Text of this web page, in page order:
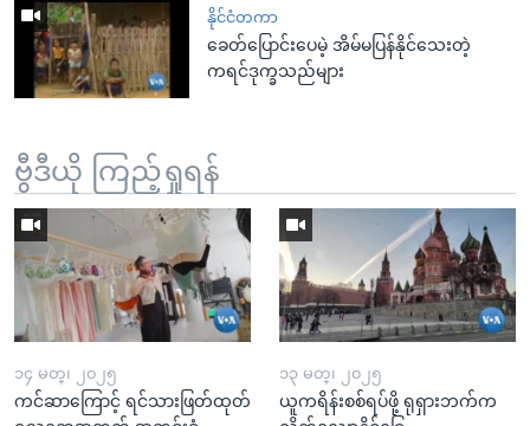
နိုင်ငံတကာ
ခေတ်ပြောင်းပေမဲ့ အိမ်မပြန်နိုင်သေးတဲ့
ကရင်ဒုက္ခသည်များ
ဗွီဒီယို ကြည့်ရှုရန်
၁၄ မတ္၊ ၂၀၂၅
ကင်ဆာကြောင့် ရင်သားဖြတ်ထုတ်
၁၃ မတ္၊ ၂၀၂၅
ယူကရိန်းစစ်ရပ်ဖို့ ရုရှားဘက်က